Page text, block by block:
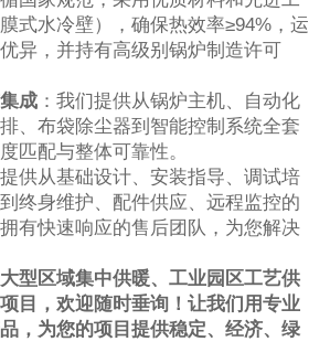
式水冷壁），确保热效率≥94%，运
异，并持有高级别锅炉制造许可
成 ：我们提供从锅炉主机、自动化
、布袋除尘器到智能控制系统全套
匹配与整体可靠性。
提供从基础设计、安装指导、调试培
终身维护、配件供应、远程监控的
有快速响应的售后团队，为您解决
型区域集中供暖、工业园区工艺供
目，欢迎随时垂询！让我们用专业
，为您的项目提供稳定、经济、绿